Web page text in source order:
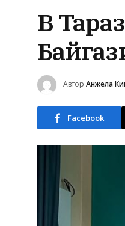
В
Автор Анжела
Facebook